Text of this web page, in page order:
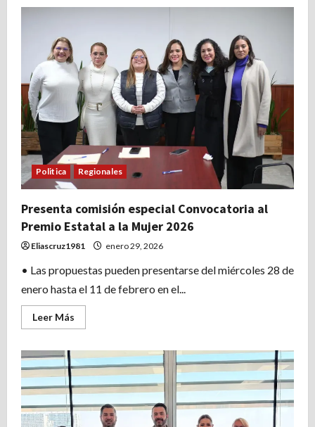
cabo
Sesión
Solemne
de
Instalación
del
Consejo
Municipal
de
Tamiahua
el
marco
del
Proceso
Electoral
Local
Extraordinario
2026
Politica Regionales
Presenta comisión especial Convocatoria al
Premio Estatal a la Mujer 2026
Eliascruz1981 enero 29, 2026
• Las propuestas pueden presentarse del miércoles 28 de
enero hasta el 11 de febrero en el...
Leer Más
más
Presenta
comisión
especial
Convocatoria
al
Premio
Estatal
a